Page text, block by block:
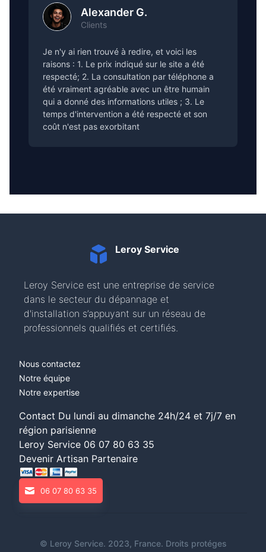
Alexander G.
Clients
Je n'y ai rien trouvé à redire, et voici les
raisons : 1. Le prix indiqué sur le site a été
respecté; 2. La consultation par téléphone a
été vraiment agréable avec un être humain
qui a donné des informations utiles ; 3. Le
temps d'intervention a été respecté et son
coût n'est pas exorbitant
Leroy Service
Leroy Service est une entreprise de service
dans le secteur du dépannage et
d'installation s’appuyant sur un réseau de
professionnels qualifiés et certifiés.
Nous contactez
Notre équipe
Notre expertise
Contact Du lundi au dimanche 24h/24 et 7j/7 en
région parisienne
Leroy Service 06 07 80 63 35
Devenir Artisan Partenaire
06 07 80 63 35
© Leroy Service. 2023, France. Droits protéges